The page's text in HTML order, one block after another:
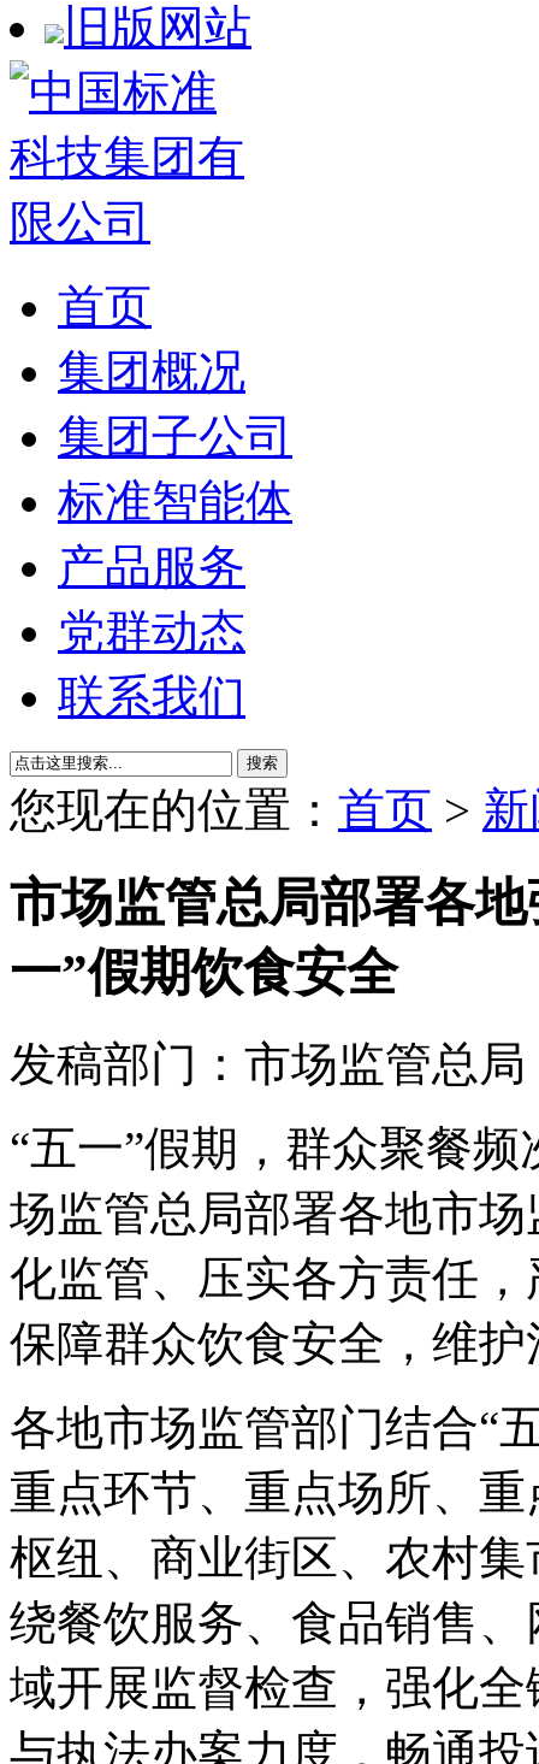
旧版网站
首页
集团概况
集团子公司
标准智能体
产品服务
党群动态
联系我们
搜索
您现在的位置： 首页 >
市场监管总局部署各
一”假期饮食安全
发稿部门：市场监管总局
“五一”假期，群众聚餐
场监管总局部署各地市
化监管、压实各方责任
保障群众饮食安全，维
各地市场监管部门结合“
重点环节、重点场所、
枢纽、商业街区、农村
绕餐饮服务、食品销售
域开展监督检查，强化
与执法办案力度，畅通